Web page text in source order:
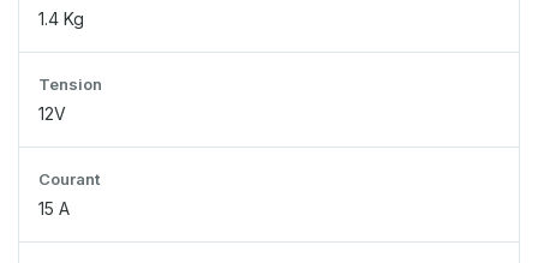
1.4 Kg
Tension
12V
Courant
15 A